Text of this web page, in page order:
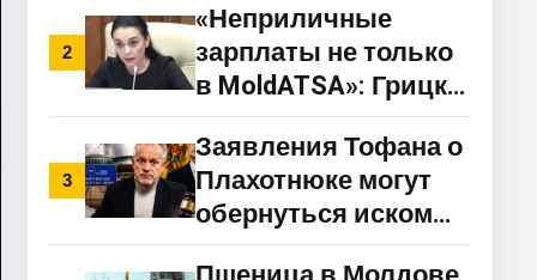
власти готовят
новый механизм
поддержки
2
«Неприличные
зарплаты не только
в MoldATSA»: Грицко
требует масштабных
проверок
госпредприятий
3
Заявления Тофана о
Плахотнюке могут
обернуться иском
против Молдовы в